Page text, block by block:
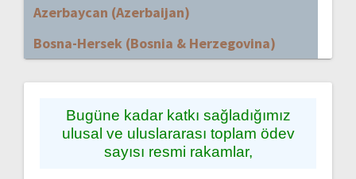
Azerbaycan (Azerbaijan)
Bosna-Hersek (Bosnia & Herzegovina)
Bugüne kadar katkı sağladığımız
ulusal ve uluslararası toplam ödev
sayısı resmi rakamlar,